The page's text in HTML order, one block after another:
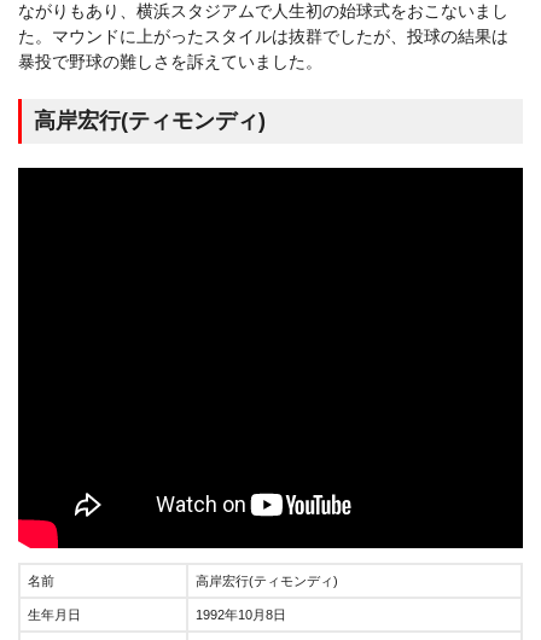
ながりもあり、横浜スタジアムで人生初の始球式をおこないまし
た。マウンドに上がったスタイルは抜群でしたが、投球の結果は
暴投で野球の難しさを訴えていました。
高岸宏行(ティモンディ)
名前 高岸宏行(ティモンディ)
生年月日 1992年10月8日